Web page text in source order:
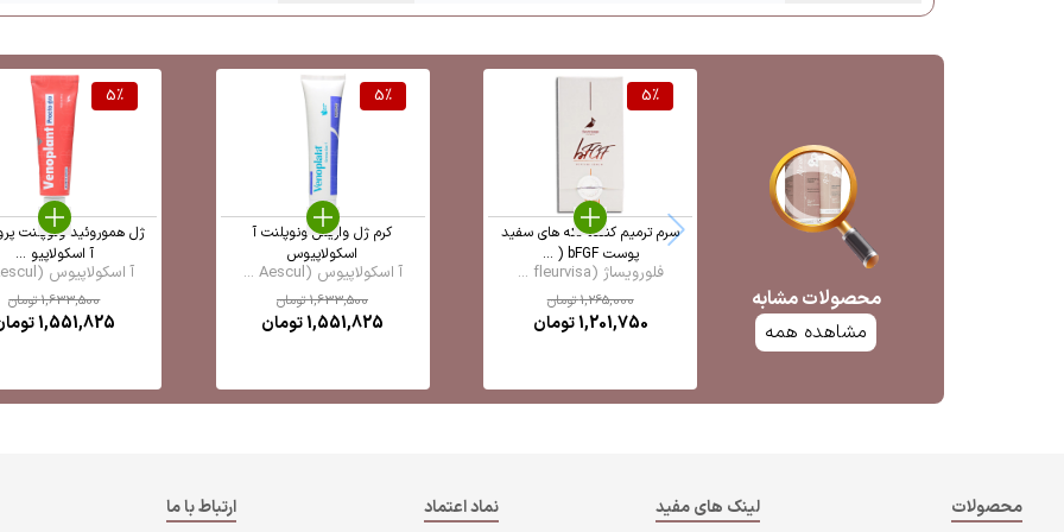
محصولات مشابه
مشاهده همه
5%
سرم ترمیم کننده لکه های سفید
پوست bFGF ( ...
فلورویساژ (fleurvisa ...
1,265,000تومان
1,201,750تومان
5%
کرم ژل واریس ونوپلنت آ
اسکولاپیوس
آ اسکولاپیوس (Aescul ...
1,633,500تومان
1,551,825تومان
5%
ژل هموروئید ونوپلنت
آ اسکولاپیو ...
آ اسکولاپیوس (Aescul ...
1,633,500تومان
1,551,825
محصولات لینک های مفید نماد اعتماد ارتباط با ما